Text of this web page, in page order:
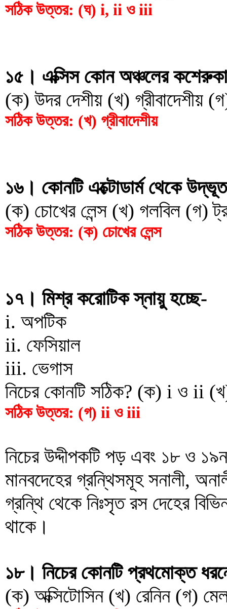
সঠিক উত্তর: (ঘ) i, ii ও iii
১৫। এক্সিস কোন অঞ্চলের
(ক) উদর দেশীয় (খ) গ্রীবাদেশীয়
সঠিক উত্তর: (খ) গ্রীবাদেশীয়
১৬। কোনটি এক্টোডার্ম থেকে
(ক) চোখের লেন্স (খ) গলবিল (গ)
সঠিক উত্তর: (ক) চোখের লেন্স
১৭। মিশ্র করোটিক স্নায়ু হচ্ছে-
i. অপটিক
ii. ফেসিয়াল
iii. ভেগাস
নিচের কোনটি সঠিক? (ক) i ও
সঠিক উত্তর: (গ) ii ও iii
নিচের উদ্দীপকটি পড় এবং ১৮ ও
মানবদেহের গ্রন্থিসমূহ সনালী,
গ্রন্থি থেকে নিঃসৃত রস দেহের
থাকে।
১৮। নিচের কোনটি প্রথমোক্ত
(ক) অক্সিটোসিন (খ) রেনিন (গ)